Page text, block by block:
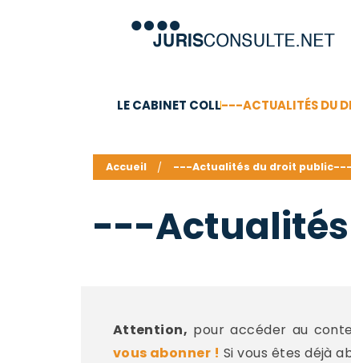
LE CABINET COLL---ACTUALITÉS DU
Accueil ---Actualités du droit public---
---
Attention, pour accéder au
vous abonner ! Si vous êtes déjà